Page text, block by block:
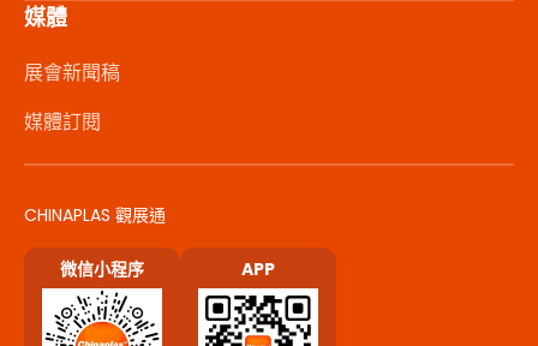
媒體
展會新聞稿
媒體訂閱
CHINAPLAS 觀展通
微信小程序 APP